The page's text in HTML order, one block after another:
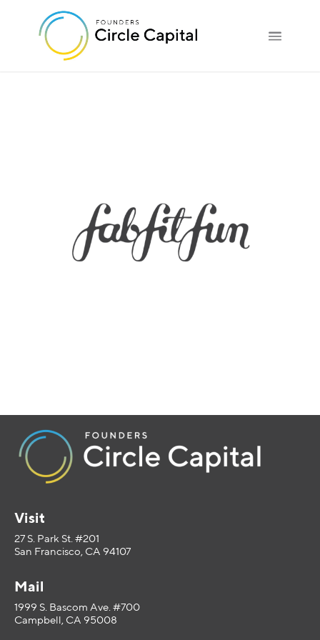
Visit
27 S. Park St. #201
San Francisco, CA 94107
Mail
1999 S. Bascom Ave. #700
Campbell, CA 95008